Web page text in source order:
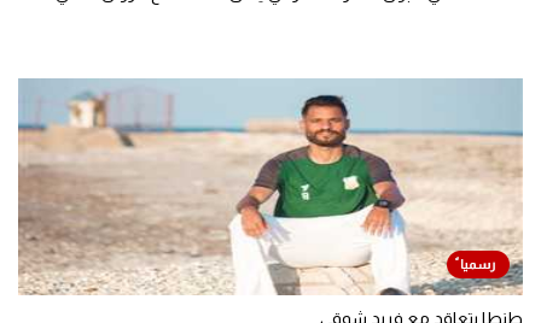
طنطا يتعاقد مع فريد شوقي